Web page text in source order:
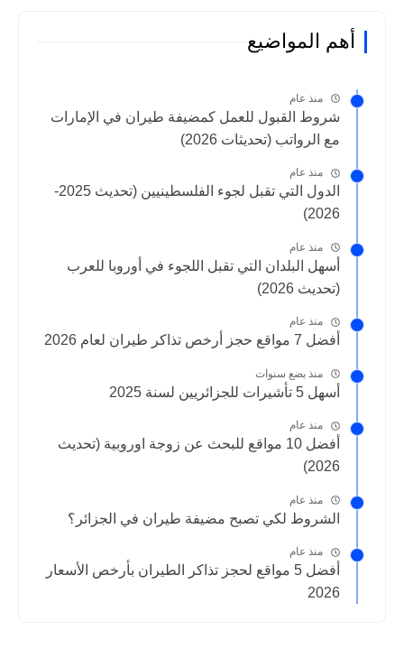
أهم المواضيع
منذ عام
شروط القبول للعمل كمضيفة طيران في الإمارات
مع الرواتب (تحديثات 2026)
منذ عام
الدول التي تقبل لجوء الفلسطينيين (تحديث 2025-
2026)
منذ عام
أسهل البلدان التي تقبل اللجوء في أوروبا للعرب
(تحديث 2026)
منذ عام
أفضل 7 مواقع حجز أرخص تذاكر طيران لعام 2026
منذ بضع سنوات
أسهل 5 تأشيرات للجزائريين لسنة 2025
منذ عام
أفضل 10 مواقع للبحث عن زوجة اوروبية (تحديث
2026)
منذ عام
الشروط لكي تصبح مضيفة طيران في الجزائر؟
منذ عام
أفضل 5 مواقع لحجز تذاكر الطيران بأرخص الأسعار
2026